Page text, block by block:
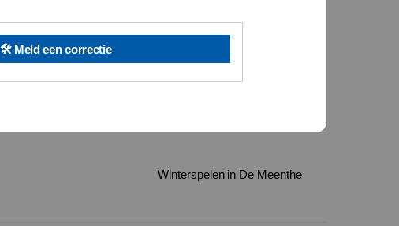
🛠️ Meld een correctie
Winterspelen in De Meenthe